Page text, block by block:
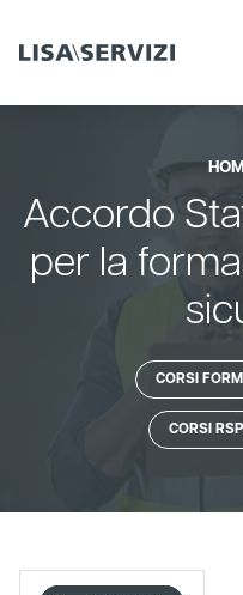
Accordo
per la
CORSI
CORSI